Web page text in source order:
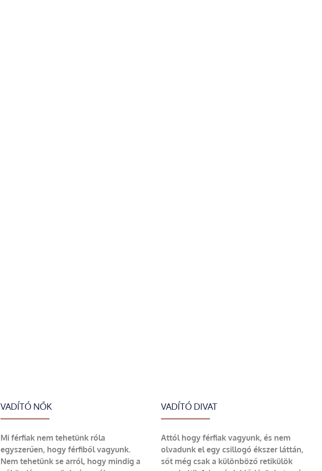
VADÍTÓ NŐK
Mi férfiak nem tehetünk róla
egyszerűen, hogy férfiből vagyunk.
Nem tehetünk se arról, hogy mindig a
VADÍTÓ DIVAT
Attól hogy férfiak vagyunk, és nem
olvadunk el egy csillogó ékszer láttán,
sőt még csak a különböző retikülök